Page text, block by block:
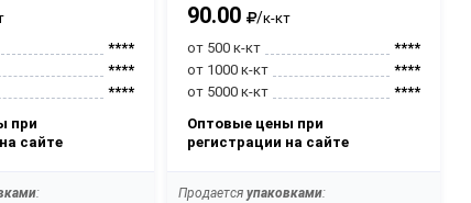
****
****
****
при
сайте
:
90.00 /к-кт
от 500 к-кт
****
от 1000 к-кт
****
от 5000 к-кт
****
Оптовые цены при
регистрации на сайте
Продается упаковками: